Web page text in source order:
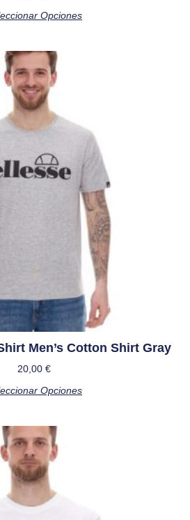
Opciones
Men’s Cotton Shirt Gray
20,00 €
Opciones